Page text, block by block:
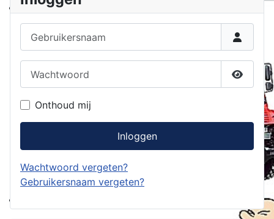
Toon
Onthoud mij
Inloggen
Wachtwoord vergeten?
Gebruikersnaam vergeten?